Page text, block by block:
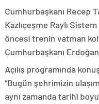
Cumhurbaşkanı Recep
Kazlıçeşme Raylı Sistem
öncesi trenin vatman
Cumhurbaşkanı
Açılış programında
“Bugün şehrimizin
aynı zamanda tarihi